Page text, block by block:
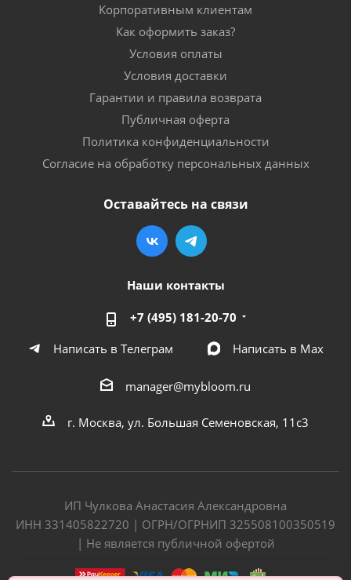
Корпоративным клиентам
Как оформить заказ?
Условия оплаты
Условия доставки
Гарантии и правила возврата
Публичная оферта
Политика конфиденциальности
Согласие на обработку персональных данных
Оставайтесь на связи
Наши контакты
+7 (495) 181-20-70
Написать в Телеграм
Написать в Мах
manager@mybloom.ru
г. Москва, ул. Большая Семеновская, 11с3
ИП Чулкова Анастасия Александровна
ИНН 331405822720 | ОГРН/ОГРНИП 325508100350519
| Не является публичной офертой